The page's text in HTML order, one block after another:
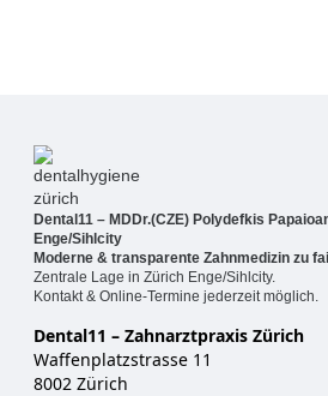
Dental11 – MDDr.(CZE) Polydefkis
Enge/Sihlcity
Moderne & transparente Zahnmedizin zu
Zentrale Lage in Zürich Enge/Sihlcity.
Kontakt & Online-Termine jederzeit möglich.
Dental11 – Zahnarztpraxis Zürich
Waffenplatzstrasse 11
8002 Zürich